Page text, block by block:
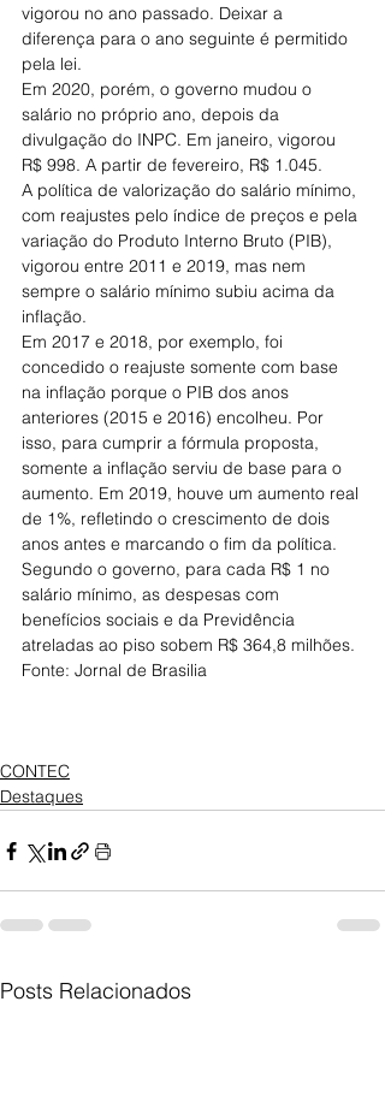
vigorou no ano passado. Deixar a
diferença para o ano seguinte é permitido
pela lei.
Em 2020, porém, o governo mudou o
salário no próprio ano, depois da
divulgação do INPC. Em janeiro, vigorou
R$ 998. A partir de fevereiro, R$ 1.045.
A política de valorização do salário mínimo,
com reajustes pelo índice de preços e pela
variação do Produto Interno Bruto (PIB),
vigorou entre 2011 e 2019, mas nem
sempre o salário mínimo subiu acima da
inflação.
Em 2017 e 2018, por exemplo, foi
concedido o reajuste somente com base
na inflação porque o PIB dos anos
anteriores (2015 e 2016) encolheu. Por
isso, para cumprir a fórmula proposta,
somente a inflação serviu de base para o
aumento. Em 2019, houve um aumento real
de 1%, refletindo o crescimento de dois
anos antes e marcando o fim da política.
Segundo o governo, para cada R$ 1 no
salário mínimo, as despesas com
benefícios sociais e da Previdência
atreladas ao piso sobem R$ 364,8 milhões.
Fonte: Jornal de Brasilia
CONTEC
Destaques
Posts Relacionados